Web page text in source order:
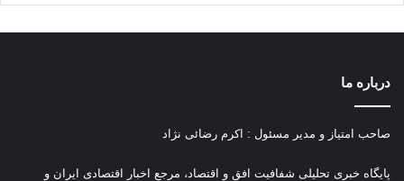
درباره ما
صاحب امتیاز و مدیر مسئول : اکرم رضائی نژاد
پایگاه خبری تحلیلی شفافیت افق و اقتصاد، مرجع اخبار اقتصادی ایران و